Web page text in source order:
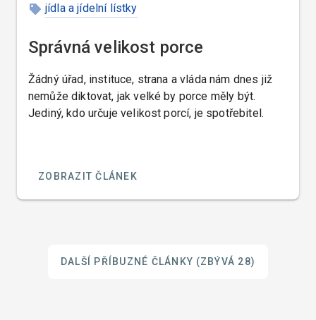
jídla a jídelní lístky
Správná velikost porce
Žádný úřad, instituce, strana a vláda nám dnes již
nemůže diktovat, jak velké by porce měly být.
Jediný, kdo určuje velikost porcí, je spotřebitel.
ZOBRAZIT ČLÁNEK
DALŠÍ PŘÍBUZNÉ ČLÁNKY (ZBÝVÁ 28)